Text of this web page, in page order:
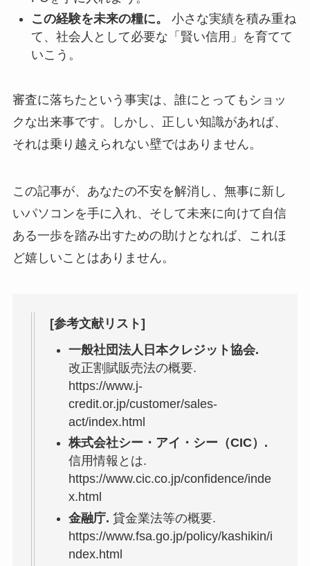
この経験を未来の糧に。
小さな実績を積み重ね
て、社会人として必要な「賢い信用」を育てて
いこう。
審査に落ちたという事実は、誰にとってもショッ
クな出来事です。しかし、正しい知識があれば、
それは乗り越えられない壁ではありません。
この記事が、あなたの不安を解消し、無事に新し
いパソコンを手に入れ、そして未来に向けて自信
ある一歩を踏み出すための助けとなれば、これほ
ど嬉しいことはありません。
[参考文献リスト]
一般社団法人日本クレジット協会.
改正割賦販売法の概要.
https://www.j-
credit.or.jp/customer/sales-
act/index.html
株式会社シー・アイ・シー（CIC）.
信用情報とは.
https://www.cic.co.jp/confidence/inde
x.html
金融庁. 貸金業法等の概要.
https://www.fsa.go.jp/policy/kashikin/i
ndex.html